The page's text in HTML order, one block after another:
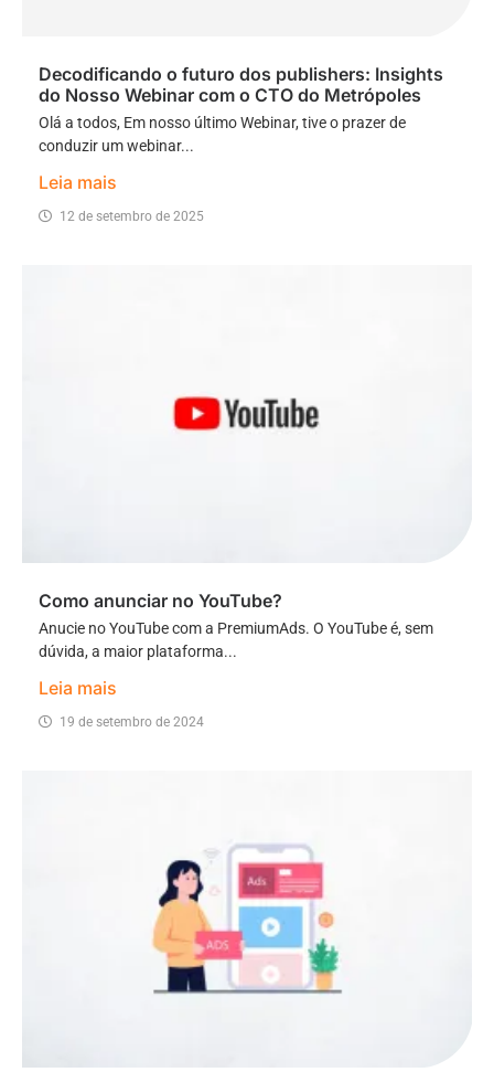
Decodificando o futuro dos publishers: Insights
do Nosso Webinar com o CTO do Metrópoles
Olá a todos, Em nosso último Webinar, tive o prazer de
conduzir um webinar...
Leia mais
12 de setembro de 2025
Como anunciar no YouTube?
Anucie no YouTube com a PremiumAds. O YouTube é, sem
dúvida, a maior plataforma...
Leia mais
19 de setembro de 2024